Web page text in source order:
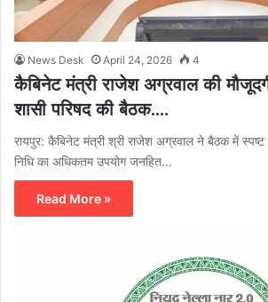
News Desk April 24, 2026 4
कैबिनेट मंत्री राजेश अग्रवाल की
शासी परिषद की बैठक….
रायपुर: कैबिनेट मंत्री श्री राजेश अग्रवाल ने बैठक में
निधि का अधिकतम उपयोग जनहित…
Read More »